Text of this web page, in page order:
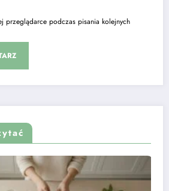
przeglądarce podczas pisania kolejnych